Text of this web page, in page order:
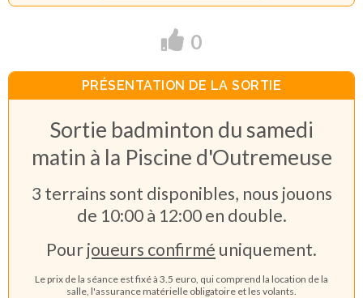
0
PRÉSENTATION DE LA SORTIE
Sortie badminton du samedi
matin à la Piscine d'Outremeuse
3 terrains sont disponibles, nous jouons
de 10:00 à 12:00 en double.
Pourjoueurs confirmé uniquement.
Le prix de la séance est fixé à 3.5 euro, qui comprend la location de la
salle, l'assurance matérielle obligatoire et les volants.